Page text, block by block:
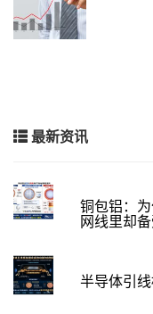
最新资讯
铜包铝：
网线里却备
半导体引